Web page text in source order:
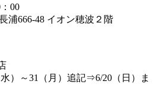
00
浦666-48 イオン穂波２階
水）～31（月）追記⇒6/20（日）ま